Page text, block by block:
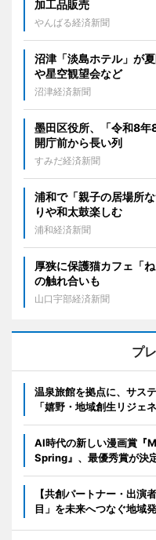
加工品販売
やんばる経済新聞
沼津「淡島ホテル」が
や星空観望会など
沼津経済新聞
墨田区役所、「令和8
開庁前から長い列
すみだ経済新聞
浦和で「親子の居場所
りや和太鼓楽しむ
浦和経済新聞
厚狭に保護猫カフェ「
の触れ合いも
山口宇部経済新聞
プ
温泉旅館を拠点に、サス
「嬉野・地域創生リジェ
AI時代の新しい漫画賞『
Spring』、最優秀賞が決
【共創パートナー・出演
目」を未来へつなぐ地域